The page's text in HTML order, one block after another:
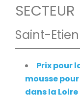
SECTEUR
Saint-
Prix pour
mousse
dans la Loire